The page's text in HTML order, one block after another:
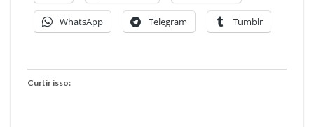
WhatsApp Telegram Tumblr
Curtir isso: